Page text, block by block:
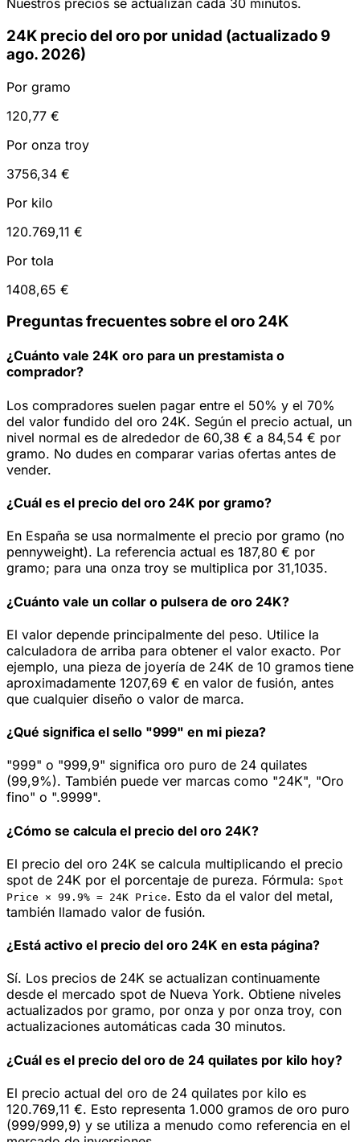
Nuestros precios se actualizan cada 30 minutos.
24K precio del oro por unidad (actualizado 9
ago. 2026)
Por gramo
120,77 €
Por onza troy
3756,34 €
Por kilo
120.769,11 €
Por tola
1408,65 €
Preguntas frecuentes sobre el oro 24K
¿Cuánto vale 24K oro para un prestamista o
comprador?
Los compradores suelen pagar entre el 50% y el 70%
del valor fundido del oro 24K. Según el precio actual, un
nivel normal es de alrededor de 60,38 € a 84,54 € por
gramo. No dudes en comparar varias ofertas antes de
vender.
¿Cuál es el precio del oro 24K por gramo?
En España se usa normalmente el precio por gramo (no
pennyweight). La referencia actual es 187,80 € por
gramo; para una onza troy se multiplica por 31,1035.
¿Cuánto vale un collar o pulsera de oro 24K?
El valor depende principalmente del peso. Utilice la
calculadora de arriba para obtener el valor exacto. Por
ejemplo, una pieza de joyería de 24K de 10 gramos tiene
aproximadamente 1207,69 € en valor de fusión, antes
que cualquier diseño o valor de marca.
¿Qué significa el sello "999" en mi pieza?
"999" o "999,9" significa oro puro de 24 quilates
(99,9%). También puede ver marcas como "24K", "Oro
fino" o ".9999".
¿Cómo se calcula el precio del oro 24K?
El precio del oro 24K se calcula multiplicando el precio
spot de 24K por el porcentaje de pureza. Fórmula: Spot
Price × 99.9% = 24K Price. Esto da el valor del metal,
también llamado valor de fusión.
¿Está activo el precio del oro 24K en esta página?
Sí. Los precios de 24K se actualizan continuamente
desde el mercado spot de Nueva York. Obtiene niveles
actualizados por gramo, por onza y por onza troy, con
actualizaciones automáticas cada 30 minutos.
¿Cuál es el precio del oro de 24 quilates por kilo hoy?
El precio actual del oro de 24 quilates por kilo es
120.769,11 €. Esto representa 1.000 gramos de oro puro
(999/999,9) y se utiliza a menudo como referencia en el